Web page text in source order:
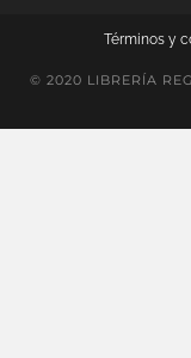
Términos y
© 2020 LIBRERÍA